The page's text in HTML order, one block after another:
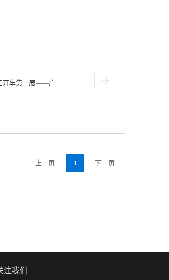
屏Q1.53Pro产品展
功能体验区，给
Pro、Q1.66
体验强力巨彩镁
开年第一展——广
控、交通、视听
巨彩都将展出镁丽
的产品和服务体
镁合金量身打造、
上一页 1 下一页
注我们